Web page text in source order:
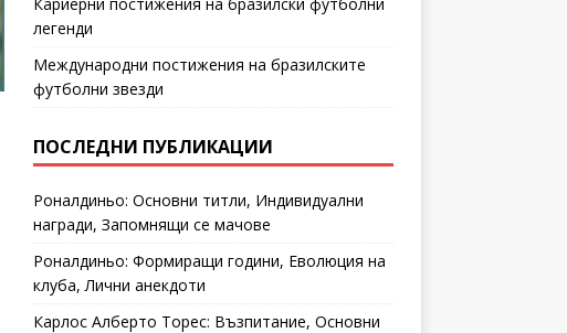
легенди
Международни постижения на бразилските
футболни звезди
ПОСЛЕДНИ ПУБЛИКАЦИИ
Роналдиньо: Основни титли, Индивидуални
награди, Запомнящи се мачове
Роналдиньо: Формиращи години, Еволюция на
клуба, Лични анекдоти
Карлос Алберто Торес: Възпитание, Основни